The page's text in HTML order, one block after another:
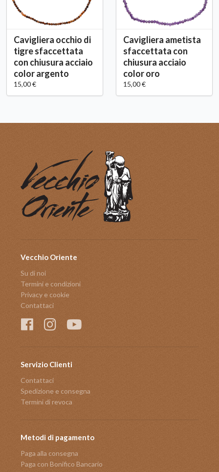
Cavigliera occhio di
tigre sfaccettata
con chiusura acciaio
color argento
15,00 €
Cavigliera ametista
sfaccettata con
chiusura acciaio
color oro
15,00 €
Vecchio Oriente
Su di noi
Termini e condizioni
Privacy e cookie
Contattaci
Servizio Clienti
Contattaci
Spedizione e consegna
Termini di revoca
Metodi di pagamento
Paga alla consegna
Paga con Bonifico Bancario